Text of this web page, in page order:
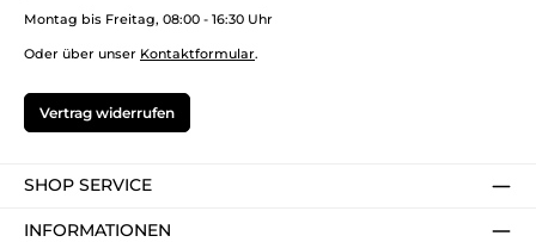
Montag bis Freitag, 08:00 - 16:30 Uhr
Oder über unser Kontaktformular.
Vertrag widerrufen
SHOP SERVICE
INFORMATIONEN